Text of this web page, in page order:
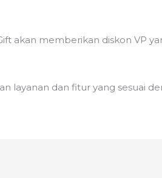
akan memberikan diskon VP
layanan dan fitur yang sesuai